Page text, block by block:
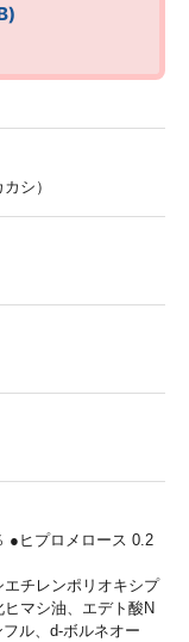
シ）
●ヒプロメロース 0.2
チレンポリオキシプ
マシ油、エデト酸N
ル、d-ボルネオー